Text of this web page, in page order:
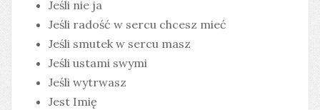
Jeśli nie ja
Jeśli radość w sercu chcesz mieć
Jeśli smutek w sercu masz
Jeśli ustami swymi
Jeśli wytrwasz
Jest Imię